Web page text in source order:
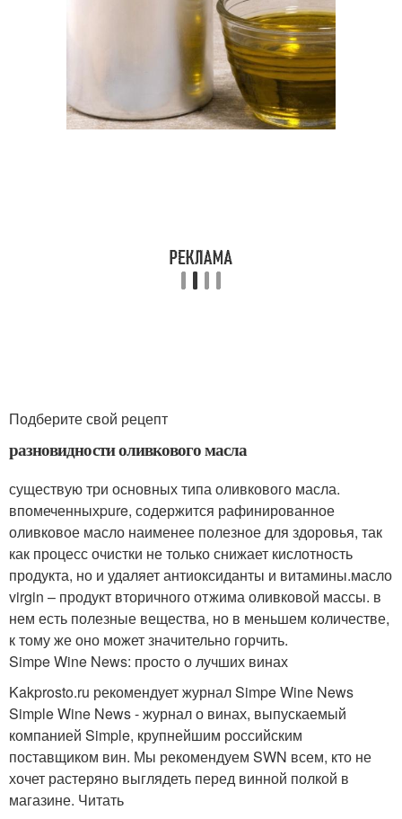
Подберите свой рецепт
разновидности оливкового масла
существую три основных типа оливкового масла.
впомеченныхpure, содержится рафинированное
оливковое масло наименее полезное для здоровья, так
как процесс очистки не только снижает кислотность
продукта, но и удаляет антиоксиданты и витамины.масло
virgin – продукт вторичного отжима оливковой массы. в
нем есть полезные вещества, но в меньшем количестве,
к тому же оно может значительно горчить.
Simpe Wine News: просто о лучших винах
Kakprosto.ru рекомендует журнал Simpe Wine News
Simple Wine News - журнал о винах, выпускаемый
компанией Simple, крупнейшим российским
поставщиком вин. Мы рекомендуем SWN всем, кто не
хочет растеряно выглядеть перед винной полкой в
магазине. Читать